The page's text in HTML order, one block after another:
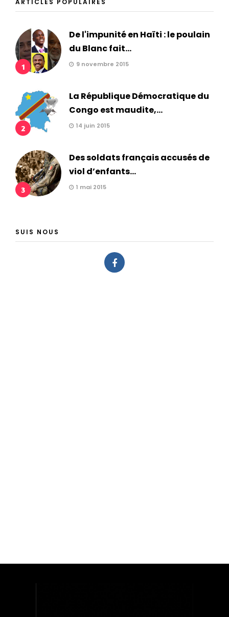
ARTICLES POPULAIRES
1
De l'impunité en Haïti : le poulain
du Blanc fait...
9 novembre 2015
2
La République Démocratique du
Congo est maudite,...
14 juin 2015
3
Des soldats français accusés de
viol d’enfants...
1 mai 2015
SUIS NOUS